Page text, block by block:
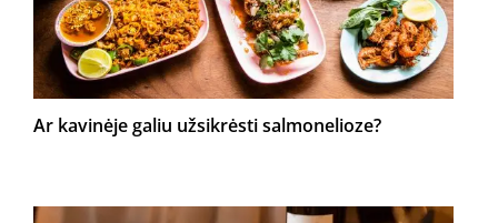
Ar kavinėje galiu užsikrėsti salmonelioze?